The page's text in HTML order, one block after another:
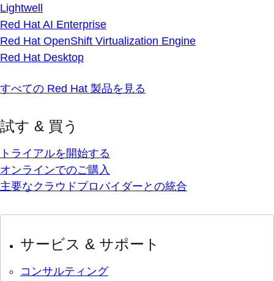
Lightwell
Red Hat AI Enterprise
Red Hat OpenShift Virtualization Engine
Red Hat Desktop
すべての Red Hat 製品を見る
試す & 買う
トライアルを開始する
オンラインでのご購入
主要なクラウドプロバイダーとの統合
サービス & サポート
コンサルティング